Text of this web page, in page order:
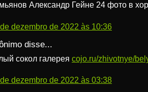
Александр Гейне 24 фото в
dezembro de 2022 às 10:36
disse...
сокол галерея cojo.ru/zhivotnye/
dezembro de 2022 às 03:38